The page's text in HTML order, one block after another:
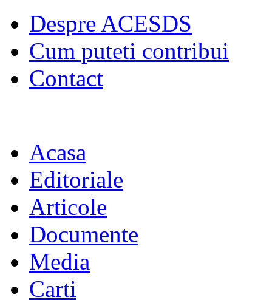
Despre ACESDS
Cum puteti contribui
Contact
Acasa
Editoriale
Articole
Documente
Media
Carti